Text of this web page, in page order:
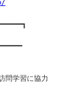
問学習に協力